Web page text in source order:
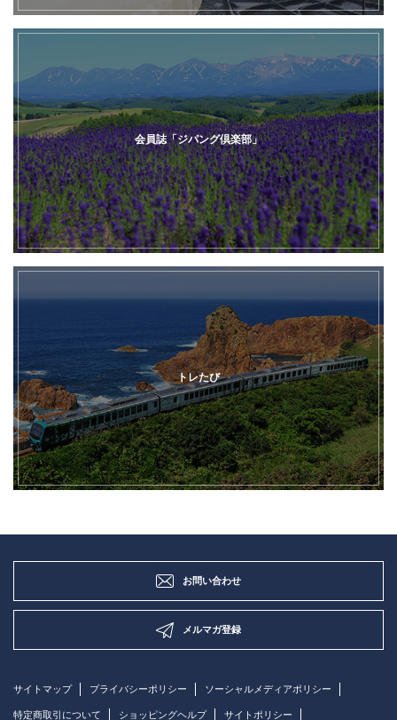
会員誌「ジパング倶楽部」
トレたび
お問い合わせ
メルマガ登録
サイトマップ プライバシーポリシー ソーシャルメディアポリシー
特定商取引について ショッピングヘルプ サイトポリシー